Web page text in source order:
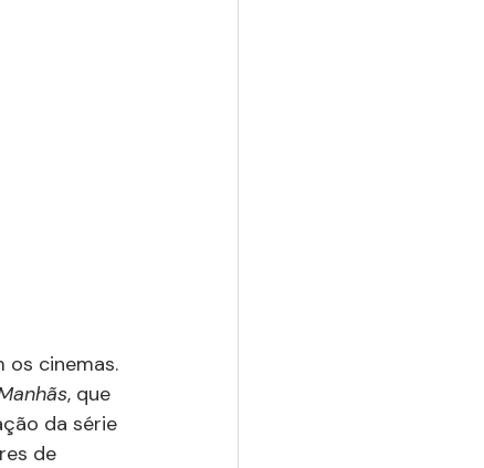
os cinemas.
, que
da série
de